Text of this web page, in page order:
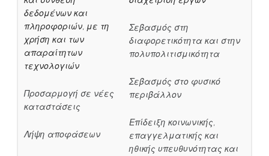
δεδομένων και
πληροφοριών, με τη
χρήση και των
απαραίτητων
τεχνολογιών
Προσαρμογή σε νέες
καταστάσεις
Λήψη αποφάσεων
Σεβασμός στη
διαφορετικότητα και στην
πολυπολιτισμικότητα
Σεβασμός στο φυσικό
περιβάλλον
Επίδειξη κοινωνικής,
επαγγελματικής και
ηθικής υπευθυνότητας και